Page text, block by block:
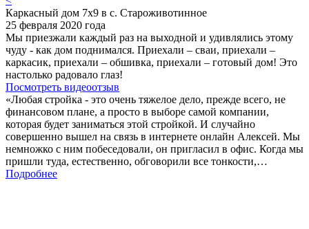
Каркасный дом 7х9 в с. Староживотинное
25 февраля 2020 года
Мы приезжали каждый раз на выходной и удивлялись этому
чуду - как дом поднимался. Приехали – сваи, приехали –
каркасик, приехали – обшивка, приехали – готовый дом! Это
настолько радовало глаз!
Посмотреть видеоотзыв
«Любая стройка - это очень тяжелое дело, прежде всего, не
финансовом плане, а просто в выборе самой компании,
которая будет заниматься этой стройкой. И случайно
совершенно вышел на связь в интернете онлайн Алексей. Мы
немножко с ним побеседовали, он пригласил в офис. Когда мы
пришли туда, естественно, обговорили все тонкости,…
Подробнее